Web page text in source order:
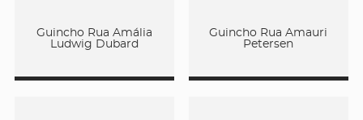
Guincho Rua Amália
Ludwig Dubard
Guincho Rua Amauri
Petersen